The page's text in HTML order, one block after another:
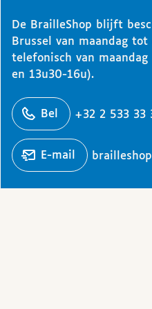
De BrailleShop blijft
Brussel van maandag tot
telefonisch van
en 13u30-16u).
Bel ons+32 2 533 33
Stuur een
e-mail